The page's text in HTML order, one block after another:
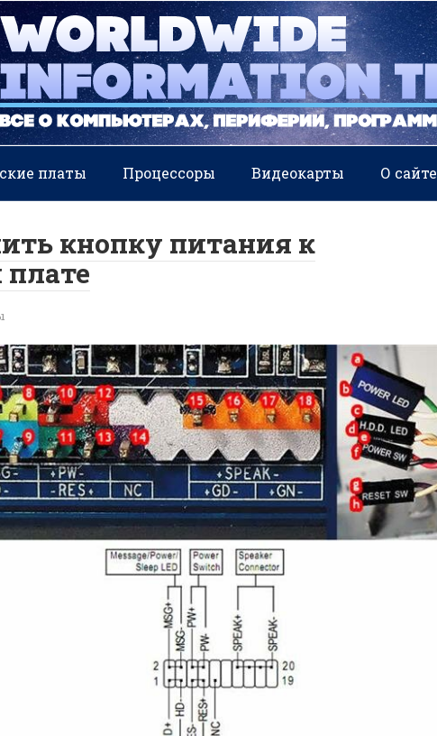
платы Процессоры Видеокарты О сайте
кнопку питания к